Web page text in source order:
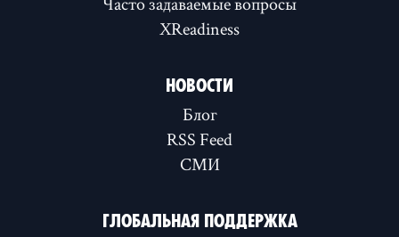
XReadiness
НОВОСТИ
Блог
RSS Feed
СМИ
ГЛОБАЛЬНАЯ ПОДДЕРЖКА